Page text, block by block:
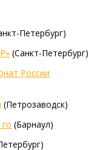
Петербург)
(Санкт-Петербург)
России
(Петрозаводск)
(Барнаул)